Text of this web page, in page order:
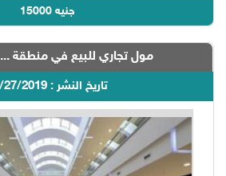
15000 جنيه
مول تجاري للبيع في منطقة ...
تاريخ النشر : 02/27/2019